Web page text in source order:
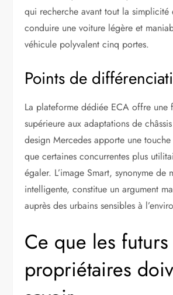
qui recherche avant tout la
conduire une voiture légère et
véhicule polyvalent cinq portes.
Points de
La plateforme dédiée ECA offre une
supérieure aux adaptations de
design Mercedes apporte une
que certaines concurrentes plus
égaler. L’image Smart, synonyme de
intelligente, constitue un argument
auprès des urbains sensibles à
Ce que les futurs
propriétaires